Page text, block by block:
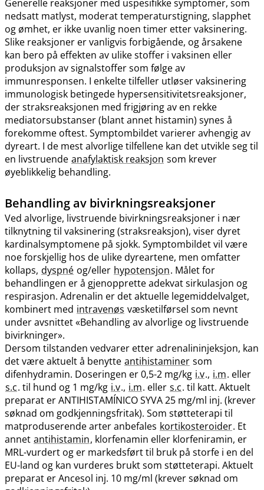
Generelle reaksjoner med uspesifikke symptomer, som
nedsatt matlyst, moderat temperaturstigning, slapphet
og ømhet, er ikke uvanlig noen timer etter vaksinering.
Slike reaksjoner er vanligvis forbigående, og årsakene
kan bero på effekten av ulike stoffer i vaksinen eller
produksjon av signalstoffer som følge av
immunresponsen. I enkelte tilfeller utløser vaksinering
immunologisk betingede hypersensitivitetsreaksjoner,
der straksreaksjonen med frigjøring av en rekke
mediatorsubstanser (blant annet histamin) synes å
forekomme oftest. Symptombildet varierer avhengig av
dyreart. I de mest alvorlige tilfellene kan det utvikle seg til
en livstruende anafylaktisk reaksjon som krever
øyeblikkelig behandling.
Behandling av bivirkningsreaksjoner
Ved alvorlige, livstruende bivirkningsreaksjoner i nær
tilknytning til vaksinering (straksreaksjon), viser dyret
kardinalsymptomene på sjokk. Symptombildet vil være
noe forskjellig hos de ulike dyreartene, men omfatter
kollaps, dyspné og​/​eller hypotensjon. Målet for
behandlingen er å gjenopprette adekvat sirkulasjon og
respirasjon. Adrenalin er det aktuelle legemiddelvalget,
kombinert med intravenøs væsketilførsel som nevnt
under avsnittet «Behandling av alvorlige og livstruende
bivirkninger».
Dersom tilstanden vedvarer etter adrenalininjeksjon, kan
det være aktuelt å benytte antihistaminer som
difenhydramin. Doseringen er 0,5-2 mg/kg i.v., i.m. eller
s.c. til hund og 1 mg/kg i.v., i.m. eller s.c. til katt. Aktuelt
preparat er ANTIHISTAMÍNICO SYVA 25 mg/ml inj. (krever
søknad om godkjenningsfritak). Som støtteterapi til
matproduserende arter anbefales kortikosteroider. Et
annet antihistamin, klorfenamin eller klorfeniramin, er
MRL-vurdert og er markedsført til bruk på storfe i en del
EU-land og kan vurderes brukt som støtteterapi. Aktuelt
preparat er Ancesol inj. 10 mg/ml (krever søknad om